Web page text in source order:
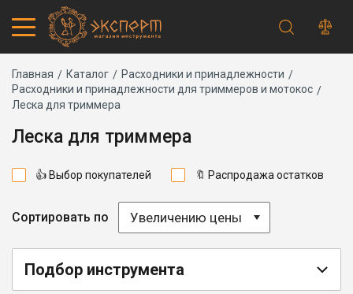
Каталог товаров
Запчасти
Акции
Основная
навигация
Адреса магазинов
Получение и оплата
Способы оплаты
Самовывоз
Правила работы
Строка
навигации
Главная Каталог
Расходники и принадлежности
Расходники и принадлежности для триммеров и мотокос
Леска для триммера
Леска для триммера
👍 Выбор покупателей 🔖 Распродажа остатков
Сортировать по Увеличению цены
Подбор инструмента